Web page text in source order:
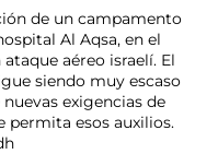
de un campamento
Al Aqsa, en el
aéreo israelí. El
siendo muy escaso
exigencias de
permita esos auxilios.